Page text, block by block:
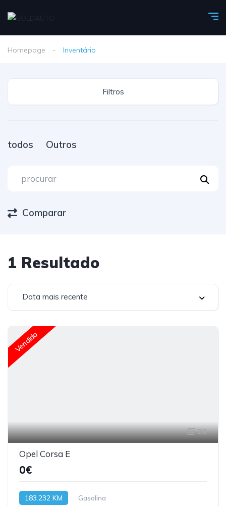
Homepage Inventário
Filtros
todos Outros
Comparar
1 Resultado
Data mais recente
Vendido
26
Opel Corsa E
0€
183.232 KM Gasolina